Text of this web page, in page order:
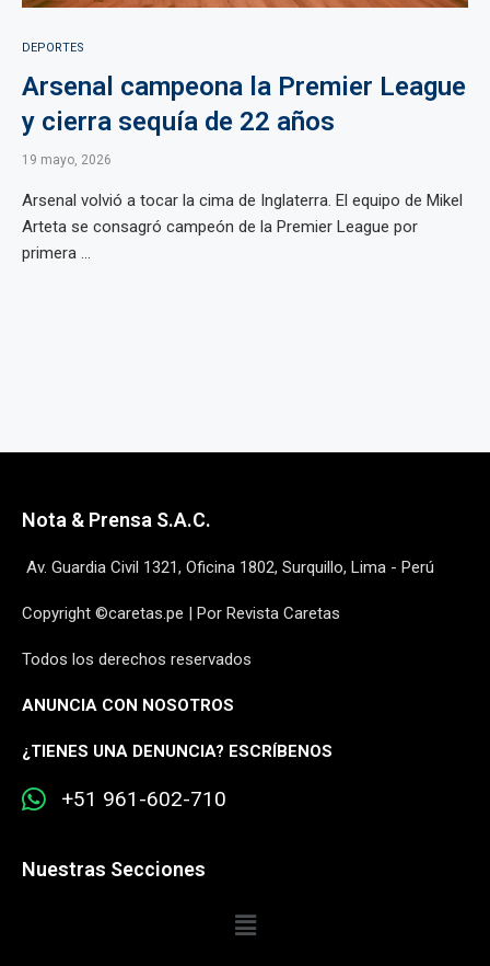
DEPORTES
Arsenal campeona la Premier League
y cierra sequía de 22 años
19 mayo, 2026
Arsenal volvió a tocar la cima de Inglaterra. El equipo de Mikel
Arteta se consagró campeón de la Premier League por
primera ...
Nota & Prensa S.A.C.
Av. Guardia Civil 1321, Oficina 1802, Surquillo, Lima - Perú
Copyright ©caretas.pe | Por Revista Caretas
Todos los derechos reservados
ANUNCIA CON NOSOTROS
¿TIENES UNA DENUNCIA? ESCRÍBENOS
+51 961-602-710
Nuestras Secciones